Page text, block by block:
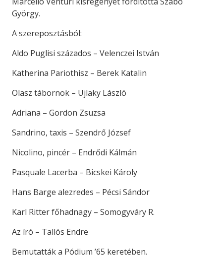
György.
A szereposztásból:
Aldo Puglisi százados – Velenczei István
Katherina Pariothisz – Berek Katalin
Olasz tábornok – Ujlaky László
Adriana – Gordon Zsuzsa
Sandrino, taxis – Szendrő József
Nicolino, pincér – Endrődi Kálmán
Pasquale Lacerba – Bicskei Károly
Hans Barge alezredes – Pécsi Sándor
Karl Ritter főhadnagy – Somogyváry R.
Az író – Tallós Endre
Bemutatták a Pódium ’65 keretében.